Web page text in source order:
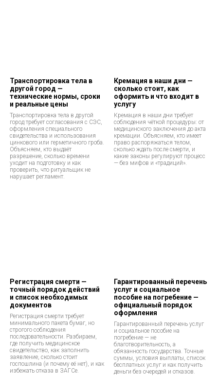
Транспортировка тела в
другой город —
технические нормы, сроки
и реальные цены
Транспортировка тела в другой
город требует согласования с СЭС,
оформления специального
свидетельства и использования
цинкового или герметичного гроба.
Объясняем, кто выдаёт
разрешение, сколько времени
уходит на подготовку и как
проверить, что ритуальщик не
нарушает регламент.
Кремация в наши дни —
сколько стоит, как
оформить и что входит в
услугу
Кремация в наши дни требует
соблюдения чёткой процедуры: от
медицинского заключения до акта
кремации. Объясняем, кто имеет
право распоряжаться телом,
сколько ждать после смерти, и
какие законы регулируют процесс
— без мифов и «традиций».
Регистрация смерти —
точный порядок действий
и список необходимых
документов
Регистрация смерти требует
минимального пакета бумаг, но
строгого соблюдения
последовательности. Разбираем,
где получить медицинское
свидетельство, как заполнить
заявление, сколько стоит
госпошлина (и почему её нет), и как
избежать отказа в ЗАГСе.
Гарантированный перечень
услуг и социальное
пособие на погребение —
официальный порядок
оформления
Гарантированный перечень услуг
и социальное пособие на
погребение — не
благотворительность, а
обязанность государства. Точные
суммы, условия выплаты, список
бесплатных услуг и как получить
деньги без очередей и отказов.